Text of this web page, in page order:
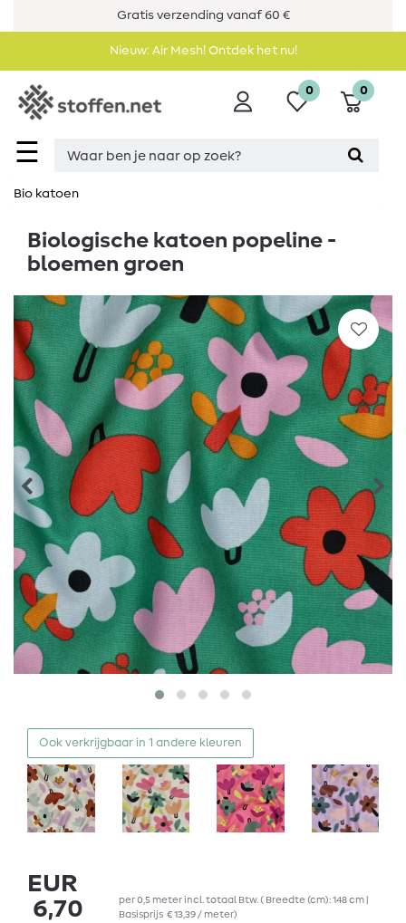
Gratis verzending vanaf 60 €
Nieuw: Air Mesh! Ontdek het nu!
☰
0 0
Bio katoen
Biologische katoen popeline -
bloemen groen
Ook verkrijgbaar in 1 andere kleuren
EUR
6,70
per0,5 meterincl. totaal Btw. ( Breedte (cm): 148 cm |
Basisprijs€ 13,39 / meter)